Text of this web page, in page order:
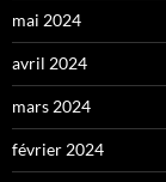
mai 2024
avril 2024
mars 2024
février 2024